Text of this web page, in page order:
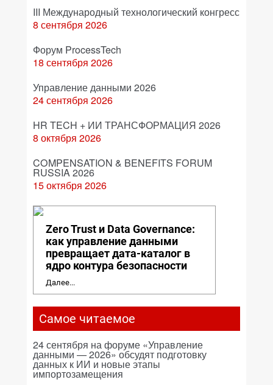
III Международный технологический конгресс
8 сентября 2026
Форум ProcessTech
18 сентября 2026
Управление данными 2026
24 сентября 2026
HR TECH + ИИ ТРАНСФОРМАЦИЯ 2026
8 октября 2026
COMPENSATION & BENEFITS FORUM
RUSSIA 2026
15 октября 2026
Zero Trust и Data Governance:
как управление данными
превращает дата-каталог в
ядро контура безопасности
Далее...
Самое читаемое
24 сентября на форуме «Управление
данными — 2026» обсудят подготовку
данных к ИИ и новые этапы
импортозамещения